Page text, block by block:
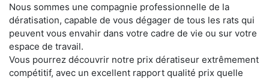
Nous sommes une compagnie professionnelle de la
dératisation, capable de vous dégager de tous les rats qui
peuvent vous envahir dans votre cadre de vie ou sur votre
espace de travail.
Vous pourrez découvrir notre prix dératiseur extrêmement
compétitif, avec un excellent rapport qualité prix quelle